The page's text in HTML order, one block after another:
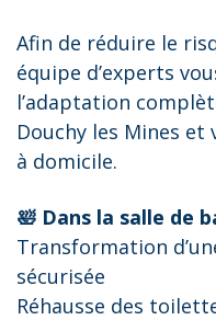
Afin de réduire le
équipe d’experts
l’adaptation
Douchy les Mines
à domicile.
🛀 Dans la salle de
Transformation
sécurisée
Réhausse des